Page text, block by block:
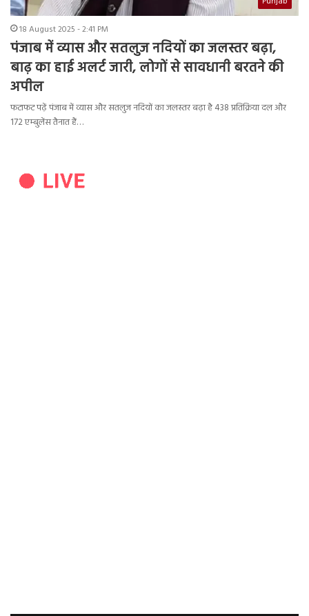
18 August 2025 - 2:41 PM
पंजाब में व्यास और सतलुज नदियों का जलस्तर बढ़ा,
बाढ़ का हाई अलर्ट जारी, लोगों से सावधानी बरतने की
अपील
फटाफट पढ़ें पंजाब में व्यास और सतलुज नदियों का जलस्तर बढ़ा है 438 प्रतिक्रिया दल और
172 एम्बुलेंस तैनात हैं…